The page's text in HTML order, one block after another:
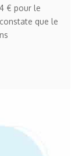
€ pour le
que le